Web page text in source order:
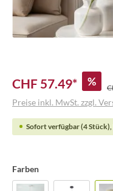
CHF 57.49* %
Preise inkl. MwSt. zzgl.
Sofort verfügbar (4 Stück),
Farben